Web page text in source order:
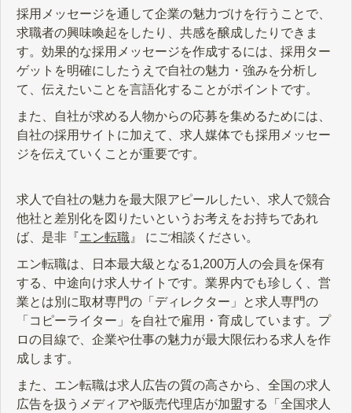
採用メッセージを通して企業の魅力づけを行うことで、
求職者の興味喚起をしたり、共感を醸成したりできま
す。効果的な採用メッセージを作成するには、採用ター
ゲットを明確にしたうえで自社の魅力・強みを分析し
て、伝えたいことを言語化することがポイントです。
また、自社が求める人物からの応募を集めるためには、
自社の採用サイトに加えて、求人媒体でも採用メッセー
ジを伝えていくことが重要です。
求人で自社の魅力を最大限アピールしたい、求人で競合
他社と差別化を図りたいというお考えをお持ちであれ
ば、是非『エン転職 』 にご相談ください。
エン転職は、日本最大級となる1,200万人の会員を保有
する、中途向け求人サイトです。業界内でも珍しく、営
業とは別に取材専門の「ディレクター」と求人専門の
「コピーライター」を自社で雇用・育成しています。プ
ロの目線で、企業や仕事の魅力が最大限伝わる求人を作
成します。
また、エン転職は求人広告の質の高さから、全国の求人
広告を扱うメディアや販売代理店が加盟する「全国求人